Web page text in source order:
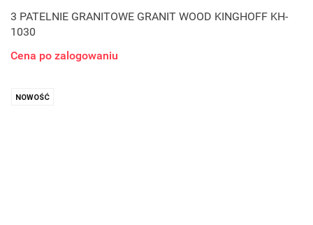
3 PATELNIE GRANITOWE GRANIT WOOD KINGHOFF KH-
1030
Cena po zalogowaniu
NOWOŚĆ